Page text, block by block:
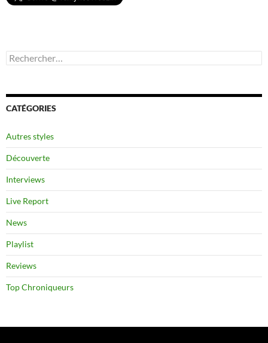
Rechercher :
CATÉGORIES
Autres styles
Découverte
Interviews
Live Report
News
Playlist
Reviews
Top Chroniqueurs